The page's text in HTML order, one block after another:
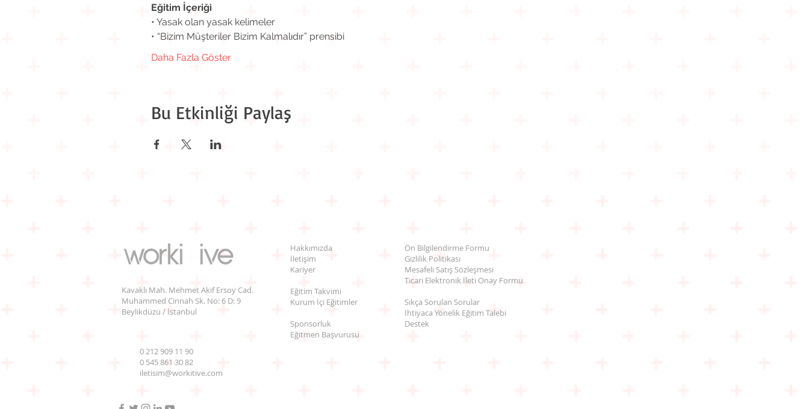
Eğitim İçeriği
• Yasak olan yasak kelimeler
• “Bizim Müşteriler Bizim Kalmalıdır” prensibi
Daha Fazla Göster
Bu Etkinliği Paylaş
Kavaklı Mah. Mehmet Akif Ersoy Cad.
Muhammed Cinnah Sk. No: 6 D: 9
Beylikdüzü / İstanbul
0 212 909 11 90
0 545 861 30 82
iletisim@workitive.com
Hakkımızda
İletişim
Kariyer
Eğitim Takvimi
Kurum İçi Eğitimler
Sponsorluk
Eğitmen Başvurusu
Ön Bilgilendirme Formu
Gizlilik Politikası
Mesafeli Satış Sözleşmesi
Ticari Elektronik İleti Onay Formu
Sıkça Sorulan Sorular
İhtiyaca Yönelik Eğitim Talebi
Destek